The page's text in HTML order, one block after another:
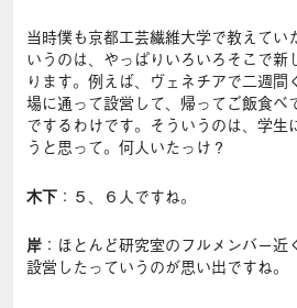
当時僕も京都工芸繊維大学で教えてい
いうのは、やっぱりいろいろそこで新
ります。例えば、ヴェネチアで二週間
場に通って設営して、帰ってご飯食べ
でするわけです。そういうのは、学生
うと思って。何人いたっけ？
木下 ：５、６人ですね。
岸 ：ほとんど研究室のフルメンバー近
設営したっていうのが思い出ですね。